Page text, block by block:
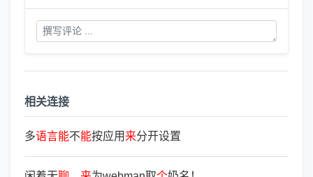
相关连接
多语言能不能按应用 来分开设置